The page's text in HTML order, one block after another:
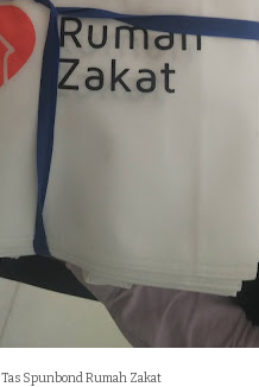
Tas Spunbond Rumah Zakat